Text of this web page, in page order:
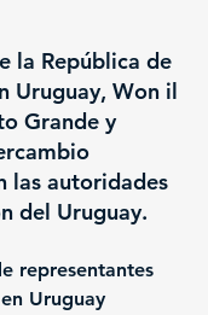
la República de
Uruguay, Won il
Grande y
las autoridades
del Uruguay.
representantes
Uruguay